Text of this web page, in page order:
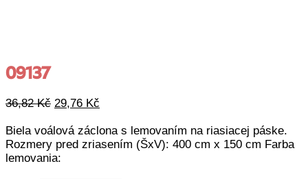
09137
36,82Kč Původní
byla:
36,82 Kč.
29,76 Kč
je:
29,76 Kč.
Biela voálová záclona s lemovaním na riasiacej páske.
Rozmery pred zriasením (ŠxV): 400 cm x 150 cm Farba
lemovania: